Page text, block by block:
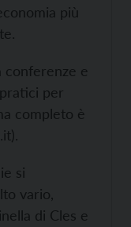
più
conferenze e
per
completo è
si
vario,
di Cles e